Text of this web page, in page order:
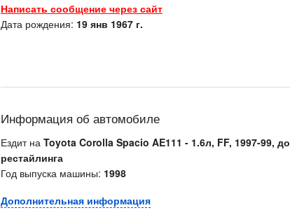
Написать сообщение через сайт
Дата рождения: 19 янв 1967 г.
Информация об автомобиле
Ездит на Toyota Corolla Spacio AE111 - 1.6л, FF, 1997-99, до
рестайлинга
Год выпуска машины: 1998
Дополнительная информация